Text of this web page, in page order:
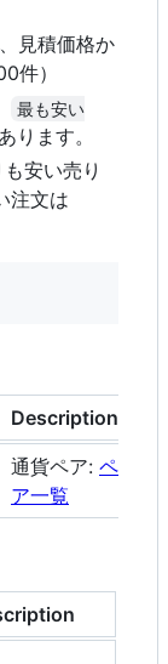
見積価格か
件）
最も安い
ります。
安い売り
注文は
Description
通貨ペア: ペ
ア一覧